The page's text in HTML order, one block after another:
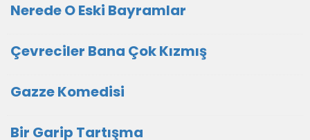
Nerede O Eski Bayramlar
Çevreciler Bana Çok Kızmış
Gazze Komedisi
Bir Garip Tartışma